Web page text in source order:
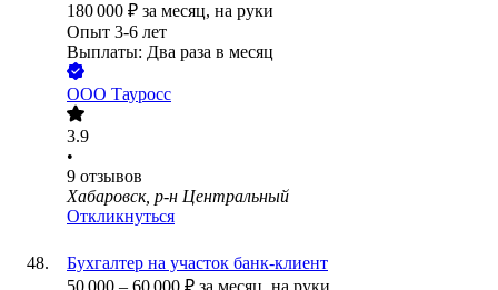
180 000 ₽ за месяц, на руки
Опыт 3-6 лет
Выплаты: Два раза в месяц
ООО Тауросс
3.9
•
9 отзывов
Хабаровск, р-н Центральный
Откликнуться
Бухгалтер на участок банк-клиент